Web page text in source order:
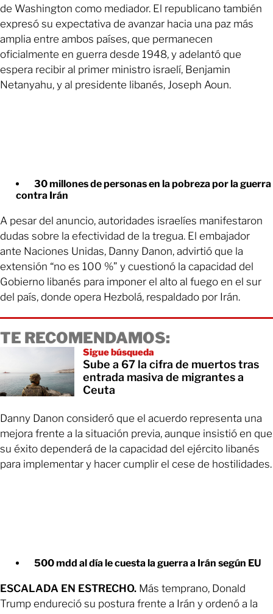
de Washington como mediador. El republicano también
expresó su expectativa de avanzar hacia una paz más
amplia entre ambos países, que permanecen
oficialmente en guerra desde 1948, y adelantó que
espera recibir al primer ministro israelí, Benjamin
Netanyahu, y al presidente libanés, Joseph Aoun.
30 millones de personas en la pobreza por la guerra
contra Irán
A pesar del anuncio, autoridades israelíes manifestaron
dudas sobre la efectividad de la tregua. El embajador
ante Naciones Unidas, Danny Danon, advirtió que la
extensión “no es 100 %” y cuestionó la capacidad del
Gobierno libanés para imponer el alto al fuego en el sur
del país, donde opera Hezbolá, respaldado por Irán.
TE RECOMENDAMOS:
Sigue búsqueda
Sube a 67 la cifra de muertos tras
entrada masiva de migrantes a
Ceuta
Danny Danon consideró que el acuerdo representa una
mejora frente a la situación previa, aunque insistió en que
su éxito dependerá de la capacidad del ejército libanés
para implementar y hacer cumplir el cese de hostilidades.
500 mdd al día le cuesta la guerra a Irán según EU
ESCALADA EN ESTRECHO. Más temprano, Donald
Trump endureció su postura frente a Irán y ordenó a la